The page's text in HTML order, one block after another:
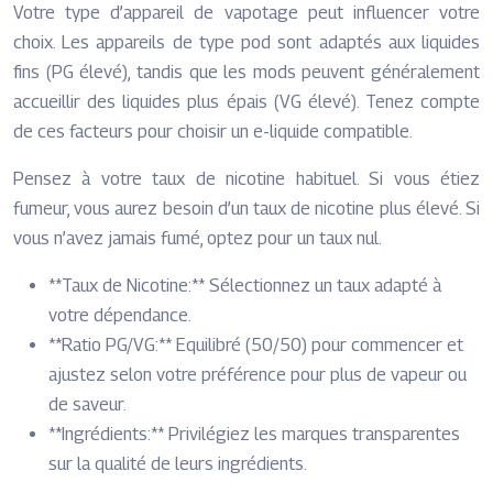
Votre type d’appareil de vapotage peut influencer votre
choix. Les appareils de type pod sont adaptés aux liquides
fins (PG élevé), tandis que les mods peuvent généralement
accueillir des liquides plus épais (VG élevé). Tenez compte
de ces facteurs pour choisir un e-liquide compatible.
Pensez à votre taux de nicotine habituel. Si vous étiez
fumeur, vous aurez besoin d’un taux de nicotine plus élevé. Si
vous n’avez jamais fumé, optez pour un taux nul.
**Taux de Nicotine:** Sélectionnez un taux adapté à
votre dépendance.
**Ratio PG/VG:** Equilibré (50/50) pour commencer et
ajustez selon votre préférence pour plus de vapeur ou
de saveur.
**Ingrédients:** Privilégiez les marques transparentes
sur la qualité de leurs ingrédients.